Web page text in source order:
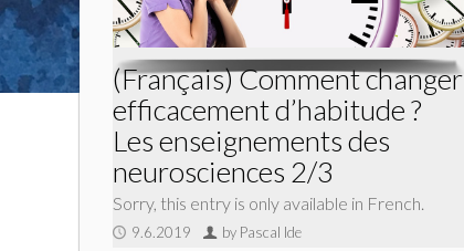
(Français) Comment changer
efficacement d’habitude ?
Les enseignements des
neurosciences 2/3
Sorry, this entry is only available in French.
9.6.2019 by Pascal Ide